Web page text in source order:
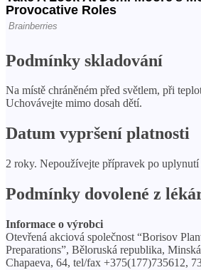
Podmínky skladování
Na místě chráněném před světlem, při
Uchovávejte mimo dosah dětí.
Datum vypršení platnosti
2 roky. Nepoužívejte přípravek po
Podmínky dovolené z
Informace o výrobci
Otevřená akciová společnost “Borisov
Preparations”, Běloruská republika,
Chapaeva, 64, tel/fax +375(177)735612,